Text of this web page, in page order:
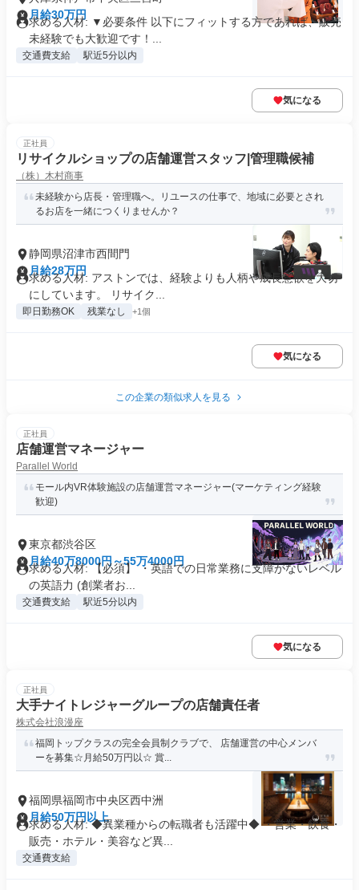
月給30万円
求める人材: ▼必要条件 以下にフィットする方であれば、販売
未経験でも大歓迎です！...
交通費支給 駅近5分以内
気になる
正社員
リサイクルショップの店舗運営スタッフ|管理職候補
（株）木村商事
未経験から店長・管理職へ。リユースの仕事で、地域に必要とされ
るお店を一緒につくりませんか？
静岡県沼津市西間門
月給28万円
求める人材: アストンでは、経験よりも人柄や成長意欲を大切
にしています。 リサイク...
即日勤務OK 残業なし +1個
気になる
この企業の類似求人を見る
正社員
店舗運営マネージャー
Parallel World
モール内VR体験施設の店舗運営マネージャー(マーケティング経験
歓迎)
東京都渋谷区
月給40万8000円～55万4000円
求める人材: 【必須】 ・英語での日常業務に支障がないレベル
の英語力 (創業者お...
交通費支給 駅近5分以内
気になる
正社員
大手ナイトレジャーグループの店舗責任者
株式会社浪漫座
福岡トップクラスの完全会員制クラブで、 店舗運営の中心メンバ
ーを募集☆月給50万円以☆ 賞...
福岡県福岡市中央区西中洲
月給50万円以上
求める人材: ◆異業種からの転職者も活躍中◆ ・営業・飲食・
販売・ホテル・美容など異...
交通費支給